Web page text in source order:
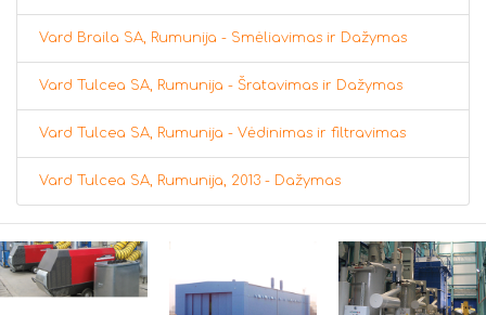
Vard Braila SA, Rumunija - Smėliavimas ir Dažymas
Vard Tulcea SA, Rumunija - Šratavimas ir Dažymas
Vard Tulcea SA, Rumunija - Vėdinimas ir filtravimas
Vard Tulcea SA, Rumunija, 2013 - Dažymas